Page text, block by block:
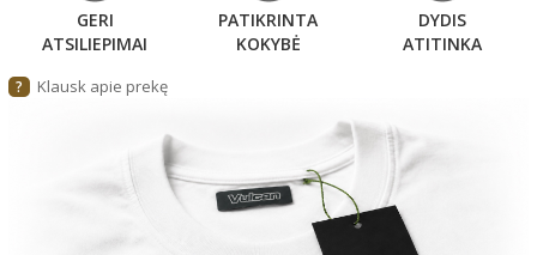
GERI
ATSILIEPIMAI
PATIKRINTA
KOKYBĖ
DYDIS
ATITINKA
? Klausk apie prekę